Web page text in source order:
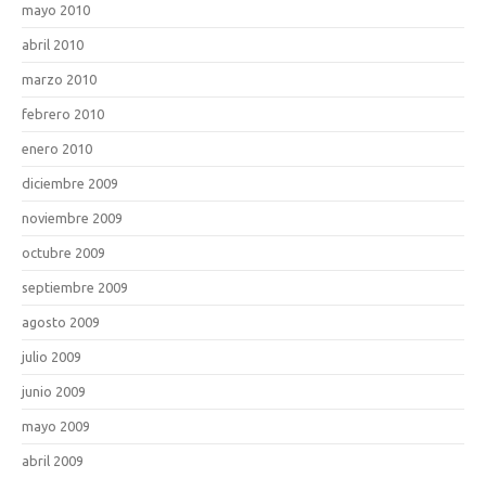
mayo 2010
abril 2010
marzo 2010
febrero 2010
enero 2010
diciembre 2009
noviembre 2009
octubre 2009
septiembre 2009
agosto 2009
julio 2009
junio 2009
mayo 2009
abril 2009